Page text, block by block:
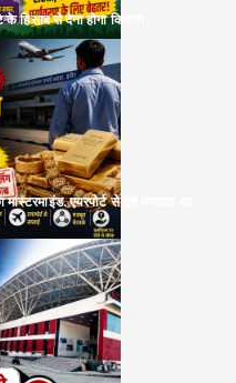
से देना होगा किराया
एयरपोर्ट से ऐसे मंगवाता था